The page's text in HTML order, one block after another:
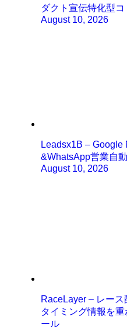
ダクト宣伝特化型コ
August 10, 2026
Leadsx1B – Google
&WhatsApp営業自
August 10, 2026
RaceLayer – レース
タイミング情報を
ール